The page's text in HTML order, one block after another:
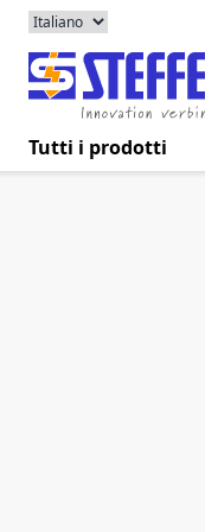
Tutti i prodotti